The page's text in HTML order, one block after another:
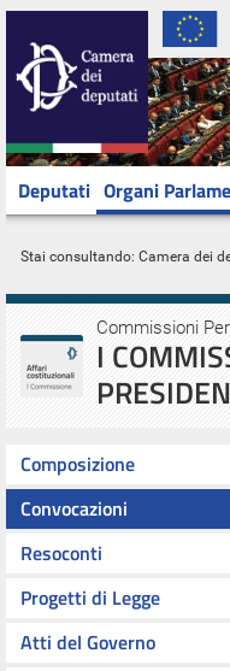
Deputati Organi
Stai consultando: Camera dei
Commissioni
I
Composizione
Convocazioni
Resoconti
Progetti di Legge
Atti del Governo